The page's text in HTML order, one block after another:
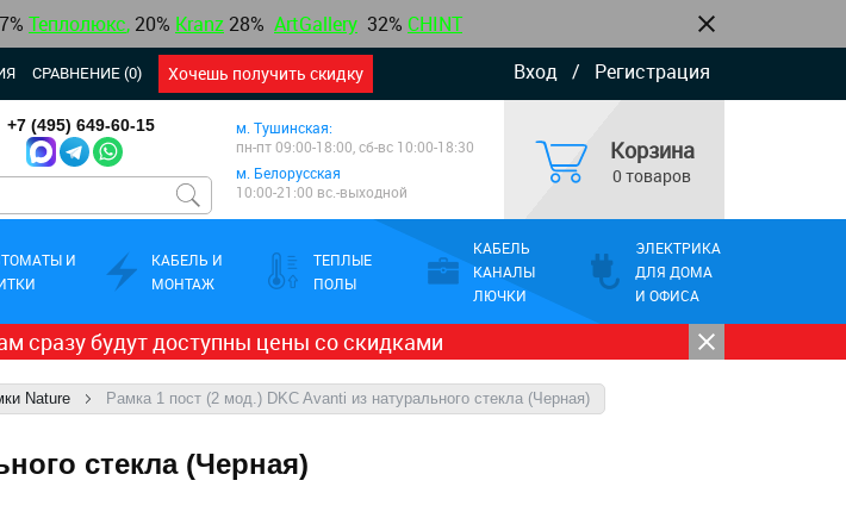
% Теплолюкс, 20% Kranz 28% ArtGallery 32% CHINT
Вход / Регистрация
СРАВНЕНИЕ (0) Хочешь получить скидку
+7 (495) 649-60-15
м. Тушинская:
пн-пт 09:00-18:00, сб-вс 10:00-18:30
м. Белорусская
10:00-21:00 вс.-выходной
Корзина
0 товаров
И
КАБЕЛЬ И
МОНТАЖ
ТЕПЛЫЕ
ПОЛЫ
КАБЕЛЬ
КАНАЛЫ
ЛЮЧКИ
ЭЛЕКТРИКА
ДЛЯ ДОМА
И ОФИСА
сразу будут доступны цены со скидками
Nature Рамка 1 пост (2 мод.) DKC Avanti из натурального стекла (Черная)
стекла (Черная)